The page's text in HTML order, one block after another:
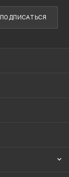
ПОДПИСАТЬСЯ